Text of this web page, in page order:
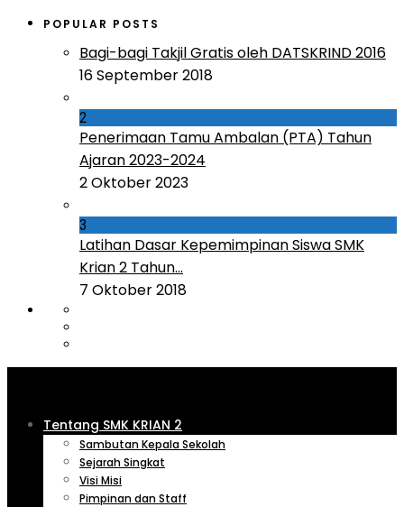
POPULAR POSTS
Bagi-bagi Takjil Gratis oleh DATSKRIND 2016
16 September 2018
2
Penerimaan Tamu Ambalan (PTA) Tahun
Ajaran 2023-2024
2 Oktober 2023
3
Latihan Dasar Kepemimpinan Siswa SMK
Krian 2 Tahun...
7 Oktober 2018
Tentang SMK KRIAN 2
Sambutan Kepala Sekolah
Sejarah Singkat
Visi Misi
Pimpinan dan Staff